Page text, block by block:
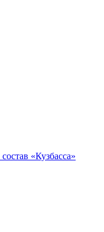
«Кузбасса»